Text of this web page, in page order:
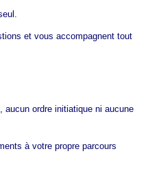
et vous accompagnent tout
aucun ordre initiatique ni aucune
à votre propre parcours